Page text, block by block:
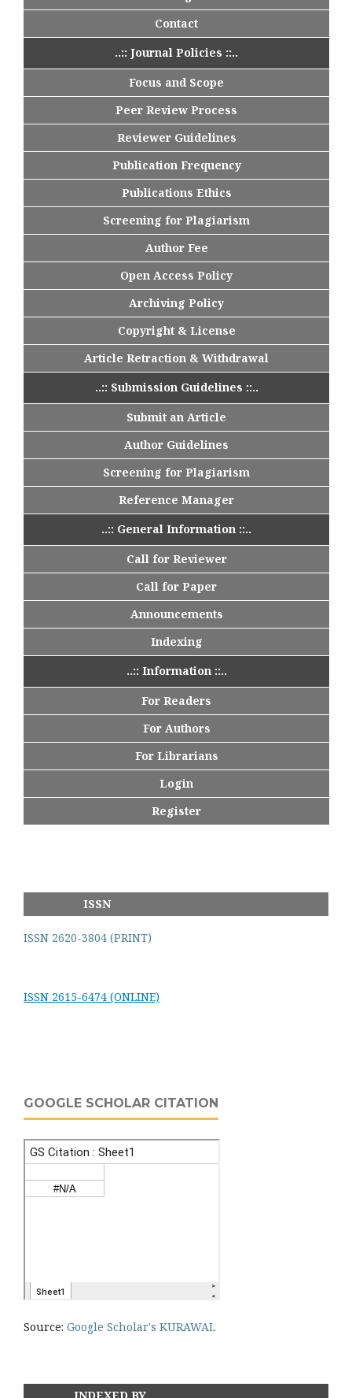
Contact
..:: Journal Policies ::..
Focus and Scope
Peer Review Process
Reviewer Guidelines
Publication Frequency
Publications Ethics
Screening for Plagiarism
Author Fee
Open Access Policy
Archiving Policy
Copyright & License
Article Retraction & Withdrawal
..:: Submission Guidelines ::..
Submit an Article
Author Guidelines
Screening for Plagiarism
Reference Manager
..:: General Information ::..
Call for Reviewer
Call for Paper
Announcements
Indexing
..:: Information ::..
For Readers
For Authors
For Librarians
Login
Register
ISSN
ISSN 2620-3804 (PRINT)
ISSN 2615-6474 (ONLINE)
GOOGLE SCHOLAR CITATION
Source: Google Scholar's KURAWAL